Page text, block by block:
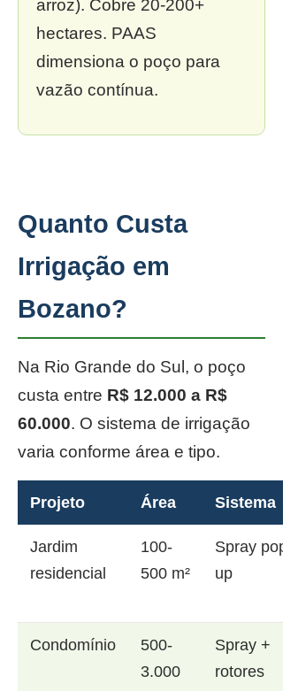
arroz). Cobre 20-200+
hectares. PAAS
dimensiona o poço para
vazão contínua.
Quanto Custa
Irrigação em
Bozano?
Na Rio Grande do Sul, o poço
custa entre R$ 12.000 a R$
60.000. O sistema de irrigação
varia conforme área e tipo.
Projeto Área Sistema
Jardim
residencial
100-
500 m²
Spray pop-
up
Condomínio
500-
3.000
Spray +
rotores